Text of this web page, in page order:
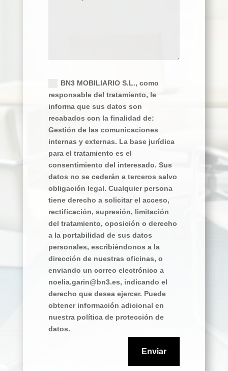
BN3 MOBILIARIO S.L., como
responsable del tratamiento, le
informa que sus datos son
recabados con la finalidad de:
Gestión de las comunicaciones
internas y externas. La base jurídica
para el tratamiento es el
consentimiento del interesado. Sus
datos no se cederán a terceros salvo
obligación legal. Cualquier persona
tiene derecho a solicitar el acceso,
rectificación, supresión, limitación
del tratamiento, oposición o derecho
a la portabilidad de sus datos
personales, escribiéndonos a la
dirección de nuestras oficinas, o
enviando un correo electrónico a
noelia.garin@bn3.es, indicando el
derecho que desea ejercer. Puede
obtener información adicional en
nuestra política de protección de
datos.
Enviar